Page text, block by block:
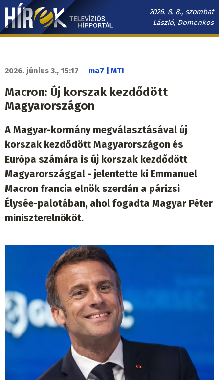
Ugrás
tartalomra
2026. 8. 8., szombat
László, Domonkos
Hírek.sk
navigáció
2026. június 3., 15:17 ma7 | MTI
Macron: Új korszak kezdődött
Magyarországon
A Magyar-kormány megválasztásával új
korszak kezdődött Magyarországon és
Európa számára is új korszak kezdődött
Magyarországgal - jelentette ki Emmanuel
Macron francia elnök szerdán a párizsi
Élysée-palotában, ahol fogadta Magyar Péter
miniszterelnököt.